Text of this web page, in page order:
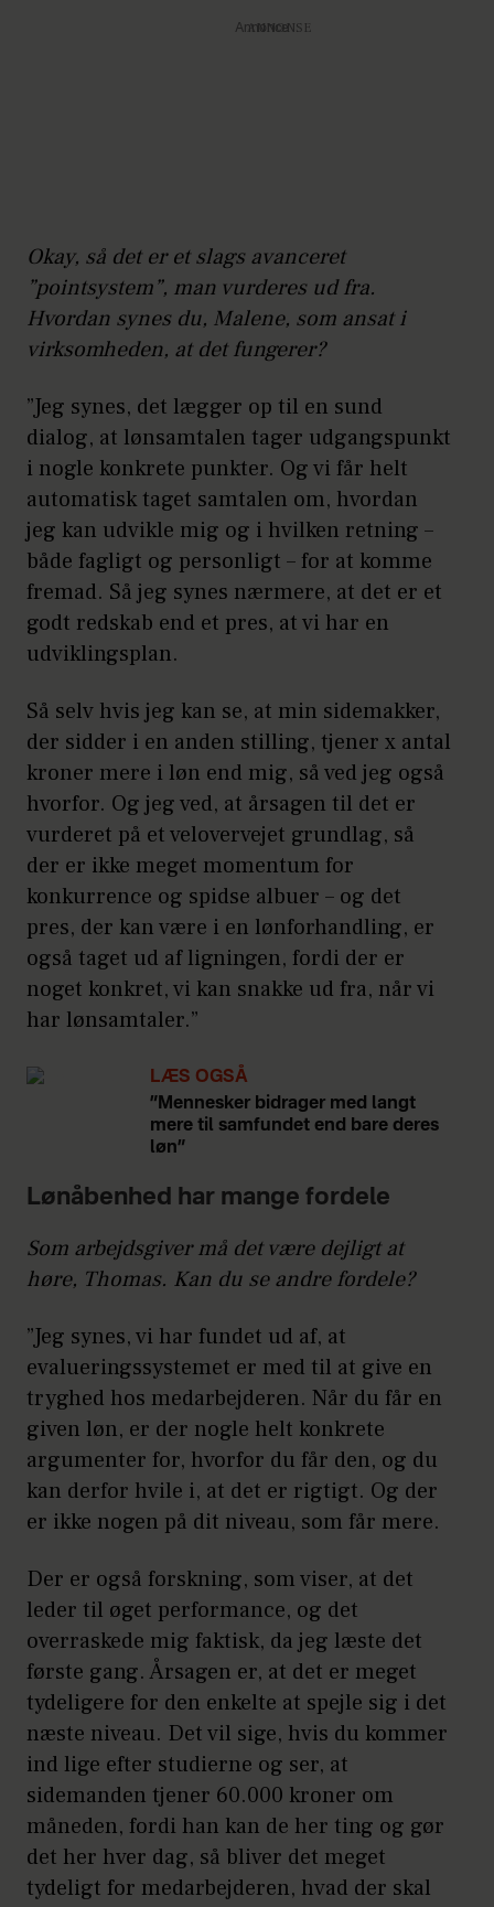
Annonce
Okay, så det er et slags avanceret
”pointsystem”, man vurderes ud fra.
Hvordan synes du, Malene, som ansat i
virksomheden, at det fungerer?
”Jeg synes, det lægger op til en sund
dialog, at lønsamtalen tager udgangspunkt
i nogle konkrete punkter. Og vi får helt
automatisk taget samtalen om, hvordan
jeg kan udvikle mig og i hvilken retning –
både fagligt og personligt – for at komme
fremad. Så jeg synes nærmere, at det er et
godt redskab end et pres, at vi har en
udviklingsplan.
Så selv hvis jeg kan se, at min sidemakker,
der sidder i en anden stilling, tjener x antal
kroner mere i løn end mig, så ved jeg også
hvorfor. Og jeg ved, at årsagen til det er
vurderet på et velovervejet grundlag, så
der er ikke meget momentum for
konkurrence og spidse albuer – og det
pres, der kan være i en lønforhandling, er
også taget ud af ligningen, fordi der er
noget konkret, vi kan snakke ud fra, når vi
har lønsamtaler.”
LÆS OGSÅ
”Mennesker bidrager med langt
mere til samfundet end bare deres
løn”
Lønåbenhed har mange fordele
Som arbejdsgiver må det være dejligt at
høre, Thomas. Kan du se andre fordele?
”Jeg synes, vi har fundet ud af, at
evalueringssystemet er med til at give en
tryghed hos medarbejderen. Når du får en
given løn, er der nogle helt konkrete
argumenter for, hvorfor du får den, og du
kan derfor hvile i, at det er rigtigt. Og der
er ikke nogen på dit niveau, som får mere.
Der er også forskning, som viser, at det
leder til øget performance, og det
overraskede mig faktisk, da jeg læste det
første gang. Årsagen er, at det er meget
tydeligere for den enkelte at spejle sig i det
næste niveau. Det vil sige, hvis du kommer
ind lige efter studierne og ser, at
sidemanden tjener 60.000 kroner om
måneden, fordi han kan de her ting og gør
det her hver dag, så bliver det meget
tydeligt for medarbejderen, hvad der skal